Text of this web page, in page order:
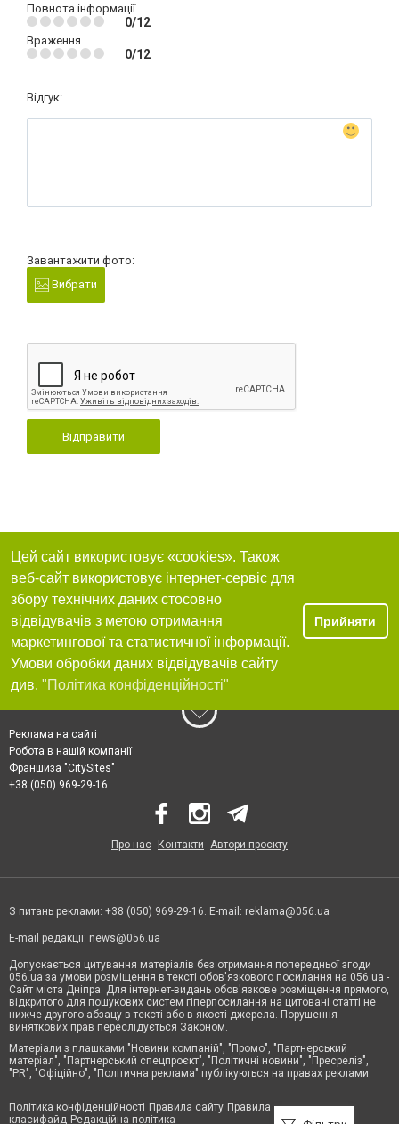
Повнота інформації
0/12
Враження
0/12
Відгук:
Завантажити фото:
Вибрати
Відправити
Цей сайт використовує «cookies». Також
веб-сайт використовує інтернет-сервіс для
збору технічних даних стосовно
відвідувачів з метою отримання
маркетингової та статистичної інформації.
Умови обробки даних відвідувачів сайту
див. "Політика конфіденційності"
Прийняти
Реклама на сайті
Робота в нашій компанії
Франшиза "CitySites"
+38 (050) 969-29-16
Про нас Контакти Автори проєкту
З питань реклами: +38 (050) 969-29-16. E-mail: reklama@056.ua
E-mail редакції: news@056.ua
Допускається цитування матеріалів без отримання попередньої згоди
056.ua за умови розміщення в тексті обов'язкового посилання на 056.ua -
Сайт міста Дніпра. Для інтернет-видань обов'язкове розміщення прямого,
відкритого для пошукових систем гіперпосилання на цитовані статті не
нижче другого абзацу в тексті або в якості джерела. Порушення
виняткових прав переслідується Законом.
Матеріали з плашками "Новини компаній", "Промо", "Партнерський
матеріал", "Партнерський спецпроєкт", "Політичні новини", "Пресреліз",
"PR", "Офіційно", "Політична реклама" публікуються на правах реклами.
Політика конфіденційності Правила сайту Правила
класифайд Редакційна політика